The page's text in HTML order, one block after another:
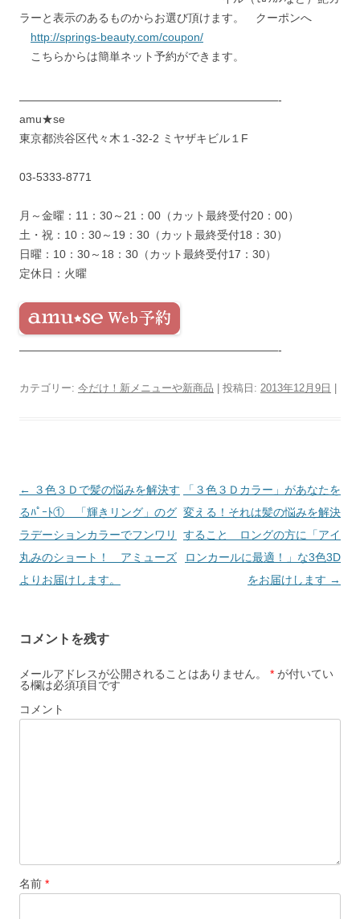
ラーと表示のあるものからお選び頂けます。 クーポンへ
http://springs-beauty.com/coupon/
こちらからは簡単ネット予約ができます。
———————————————————————-
amu★se
東京都渋谷区代々木１-32-2 ミヤザキビル１F
03-5333-8771
月～金曜：11：30～21：00（カット最終受付20：00）
土・祝：10：30～19：30（カット最終受付18：30）
日曜：10：30～18：30（カット最終受付17：30）
定休日：火曜
———————————————————————-
カテゴリー: 今だけ！新メニューや新商品 | 投稿日: 2013年12月9日
投
稿
ナ
ビ
ゲ
ョ
ン
← ３色３Ｄで髪の悩みを解決す
るﾊﾟｰﾄ① 「輝きリング」のグ
ラデーションカラーでフンワリ
丸みのショート！ アミューズ
よりお届けします。
「３色３Ｄカラー」があなたを
変える！それは髪の悩みを解決
すること ロングの方に「アイ
ロンカールに最適！」な3色3D
をお届けします →
コメントを残す
メールアドレスが公開されることはありません。 * が付いてい
る欄は必須項目です
コメント
名前 *